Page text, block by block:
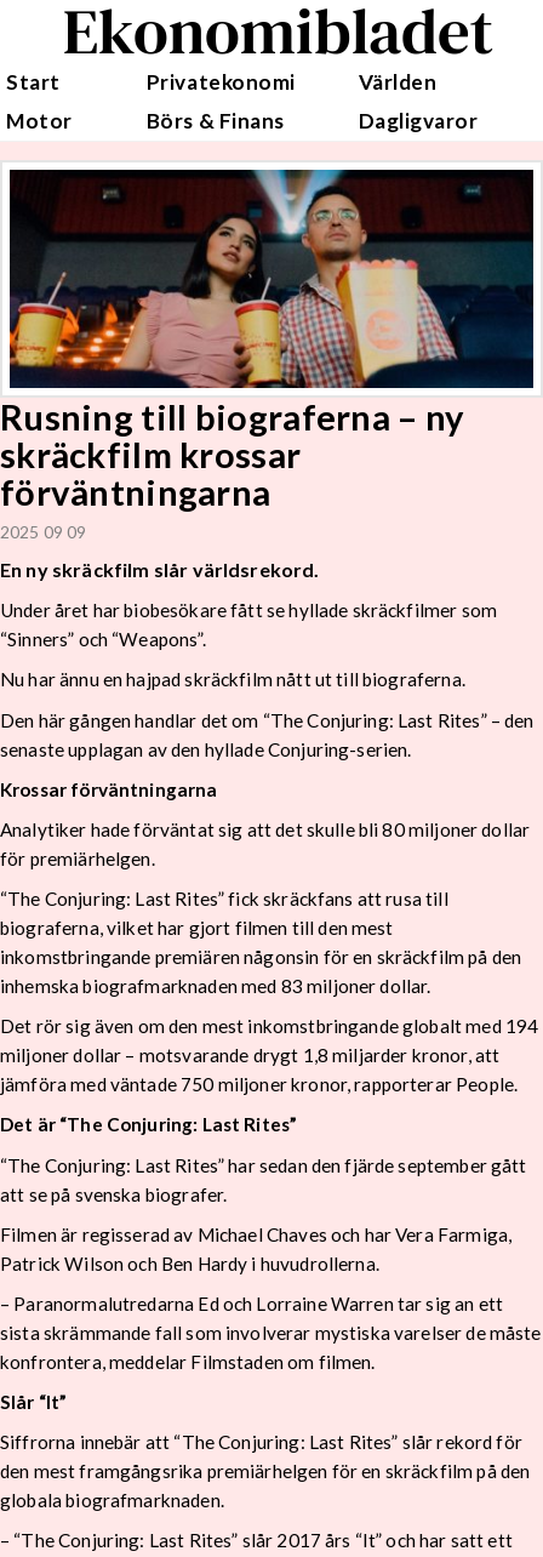
Ekonomibladet
Start Privatekonomi
Världen
Motor
Börs & Finans Dagligvaror
Rusning till biograferna – ny
skräckfilm krossar
förväntningarna
2025 09 09
En ny skräckfilm slår världsrekord.
Under året har biobesökare fått se hyllade skräckfilmer som
“Sinners” och “Weapons”.
Nu har ännu en hajpad skräckfilm nått ut till biograferna.
Den här gången handlar det om “The Conjuring: Last Rites” – den
senaste upplagan av den hyllade Conjuring-serien.
Krossar förväntningarna
Analytiker hade förväntat sig att det skulle bli 80 miljoner dollar
för premiärhelgen.
“The Conjuring: Last Rites” fick skräckfans att rusa till
biograferna, vilket har gjort filmen till den mest
inkomstbringande premiären någonsin för en skräckfilm på den
inhemska biografmarknaden med 83 miljoner dollar.
Det rör sig även om den mest inkomstbringande globalt med 194
miljoner dollar – motsvarande drygt 1,8 miljarder kronor, att
jämföra med väntade 750 miljoner kronor, rapporterar People.
Det är “The Conjuring: Last Rites”
“The Conjuring: Last Rites” har sedan den fjärde september gått
att se på svenska biografer.
Filmen är regisserad av Michael Chaves och har Vera Farmiga,
Patrick Wilson och Ben Hardy i huvudrollerna.
– Paranormalutredarna Ed och Lorraine Warren tar sig an ett
sista skrämmande fall som involverar mystiska varelser de måste
konfrontera, meddelar Filmstaden om filmen.
Slår “It”
Siffrorna innebär att “The Conjuring: Last Rites” slår rekord för
den mest framgångsrika premiärhelgen för en skräckfilm på den
globala biografmarknaden.
– “The Conjuring: Last Rites” slår 2017 års “It” och har satt ett